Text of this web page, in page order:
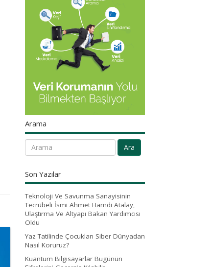
Arama
Ara
Son Yazılar
Teknoloji Ve Savunma Sanayisinin
Tecrübeli İsmi Ahmet Hamdi Atalay,
Ulaştırma Ve Altyapı Bakan Yardımcısı
Oldu
Yaz Tatilinde Çocukları Siber Dünyadan
Nasıl Koruruz?
Kuantum Bilgisayarlar Bugünün